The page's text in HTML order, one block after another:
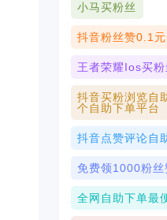
小马买粉丝
抖音粉丝赞0.1
王者荣耀ios买
抖音买粉浏览自
个自助下单平台
抖音点赞评论自
免费领1000粉
全网自助下单最